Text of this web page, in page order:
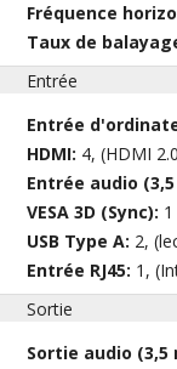
Fréquence
Taux de
Entrée
Entrée
HDMI: 4, (HDMI
Entrée audio
VESA 3D (Sync): 1
USB Type A: 2,
Entrée RJ45: 1,
Sortie
Sortie audio (3,5